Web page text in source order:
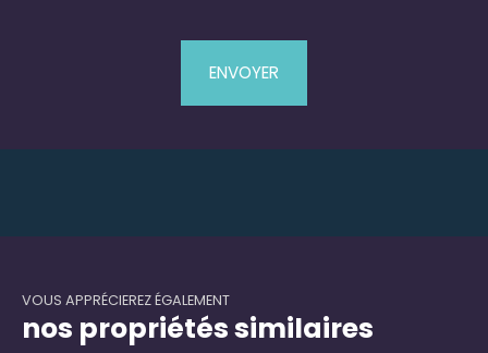
ENVOYER
VOUS APPRÉCIEREZ ÉGALEMENT
nos propriétés similaires